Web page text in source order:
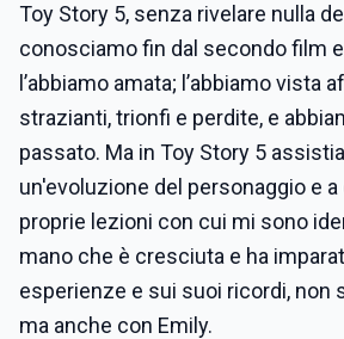
Toy Story 5, senza rivelare nulla
conosciamo fin dal secondo film
l’abbiamo amata; l’abbiamo vista
strazianti, trionfi e perdite, e
passato. Ma in Toy Story 5
un'evoluzione del personaggio e a
proprie lezioni con cui mi sono
mano che è cresciuta e ha
esperienze e sui suoi ricordi, non
ma anche con Emily.